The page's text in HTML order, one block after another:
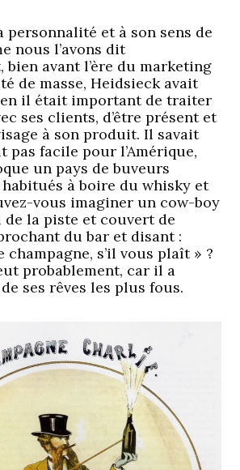
personnalité et à son sens de
nous l’avons dit
bien avant l’ère du marketing
de masse, Heidsieck avait
il était important de traiter
ses clients, d’être présent et
à son produit. Il savait
pas facile pour l’Amérique,
un pays de buveurs
à boire du whisky et
vous imaginer un cow-boy
la piste et couvert de
du bar et disant :
champagne, s’il vous plaît » ?
probablement, car il a
ses rêves les plus fous.